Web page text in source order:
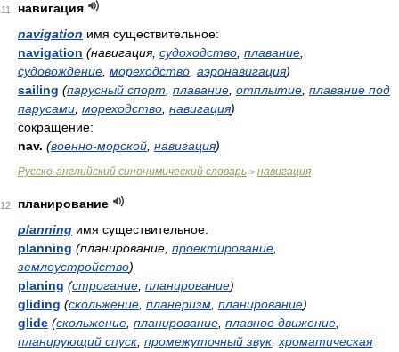
11
навигация
navigation имя существительное:
navigation (навигация, судоходство плавание
судовождение мореходство аэронавигация)
sailing (парусный спорт плавание отплытие плавание под
парусами мореходство навигация)
сокращение:
nav. (военно-морской навигация)
Русско-английский синонимический словарь > навигация
12
планирование
planning имя существительное:
planning (планирование, проектирование
землеустройство)
planing (строгание планирование)
gliding (скольжение планеризм планирование)
glide (скольжение планирование плавное движение
планирующий спуск промежуточный звук хроматическая